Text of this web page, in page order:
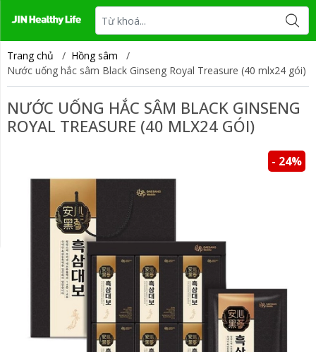
Tin tức Liên hệ
Trang chủ / Hồng sâm
/
Nước uống hắc sâm Black Ginseng Royal Treasure (40 mlx24 gói)
NƯỚC UỐNG HẮC SÂM BLACK GINSENG
ROYAL TREASURE (40 MLX24 GÓI)
- 24%